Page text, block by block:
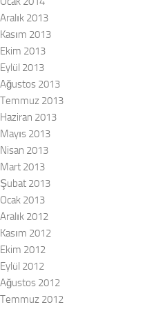
Aralık 2013
Kasım 2013
Ekim 2013
Eylül 2013
Ağustos 2013
Temmuz 2013
Haziran 2013
Mayıs 2013
Nisan 2013
Mart 2013
Şubat 2013
Ocak 2013
Aralık 2012
Kasım 2012
Ekim 2012
Eylül 2012
Ağustos 2012
Temmuz 2012